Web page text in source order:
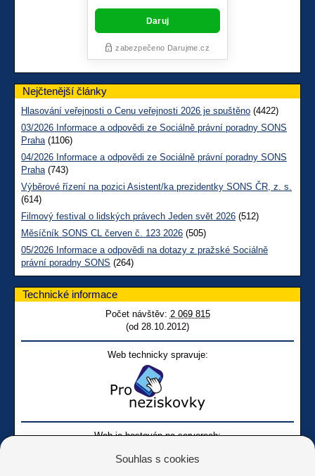
Nejčtenější články
Hlasování veřejnosti o Cenu veřejnosti 2026 je spuštěno (4422)
03/2026 Informace a odpovědi ze Sociálně právní poradny SONS
Praha(1106)
04/2026 Informace a odpovědi ze Sociálně právní poradny SONS
Praha(743)
Výběrové řízení na pozici Asistent/ka prezidentky SONS ČR, z. s.
(614)
Filmový festival o lidských právech Jeden svět 2026 (512)
Měsíčník SONS CL červen č. 123 2026 (505)
05/2026 Informace a odpovědi na dotazy z pražské Sociálně
právní poradny SONS (264)
Technické informace
Počet návštěv: 2 069 815
(od 28.10.2012)
Web technicky spravuje:
Web je hostován na serverech:
Souhlas s cookies